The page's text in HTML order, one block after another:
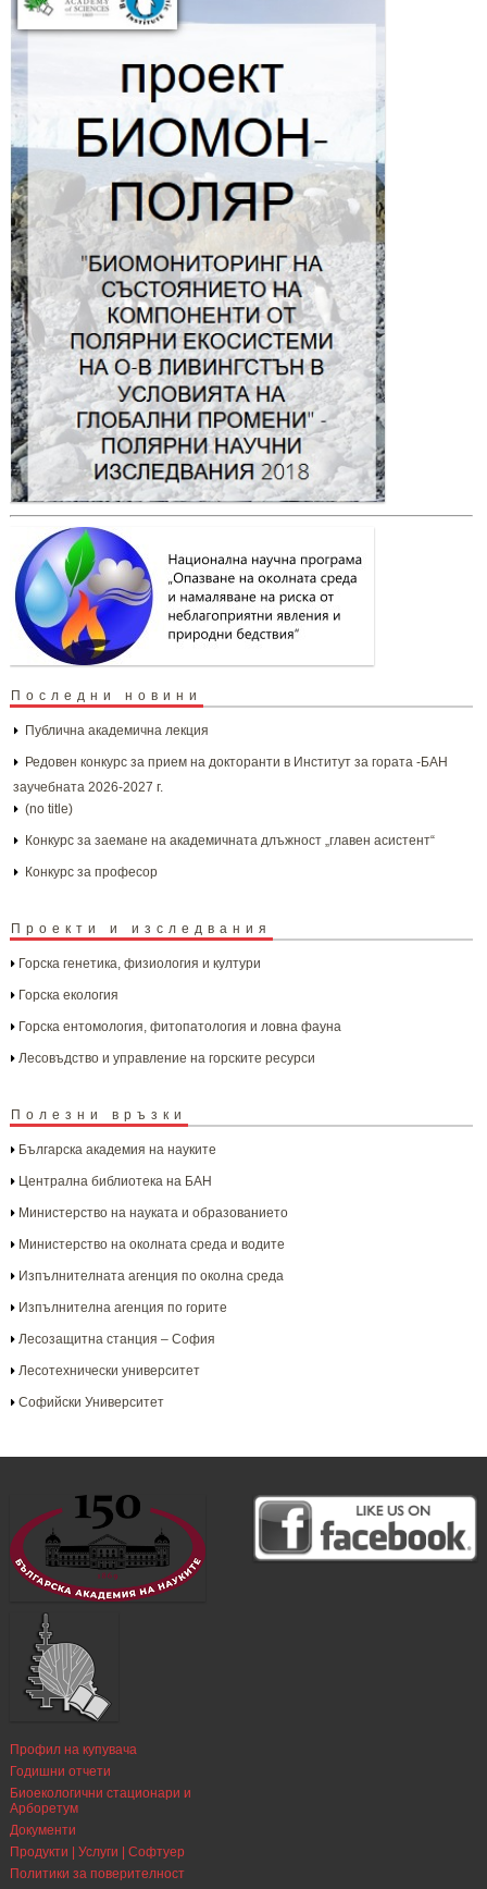
Последни новини
Публична академична лекция
Редовен конкурс за прием на докторанти в Институт за гората -БАН
заучебната 2026-2027 г.
(no title)
Конкурс за заемане на академичната длъжност „главен асистент“
Конкурс за професор
Проекти и изследвания
Горска генетика, физиология и култури
Горска екология
Горска ентомология, фитопатология и ловна фауна
Лесовъдство и управление на горските ресурси
Полезни връзки
Българска aкадемия на науките
Централна библиотека на БАН
Министерство на науката и образованието
Министерство на околната среда и водите
Изпълнителната агенция по околна среда
Изпълнителна агенция по горите
Лесозащитна станция – София
Лесотехнически университет
Софийски Университет
Профил на купувача
Годишни отчети
Биоекологични стационари и
Арборетум
Документи
Продукти | Услуги | Софтуер
Политики за поверителност